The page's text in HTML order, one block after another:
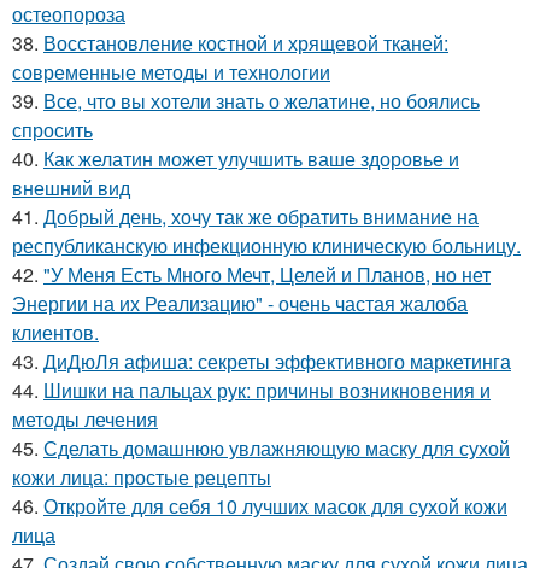
остеопороза
38. Восстановление костной и хрящевой тканей:
современные методы и технологии
39. Все, что вы хотели знать о желатине, но боялись
спросить
40. Как желатин может улучшить ваше здоровье и
внешний вид
41. Добрый день, хочу так же обратить внимание на
республиканскую инфекционную клиническую больницу.
42. "У Меня Есть Много Мечт, Целей и Планов, но нет
Энергии на их Реализацию" - очень частая жалоба
клиентов.
43. ДиДюЛя афиша: секреты эффективного маркетинга
44. Шишки на пальцах рук: причины возникновения и
методы лечения
45. Сделать домашнюю увлажняющую маску для сухой
кожи лица: простые рецепты
46. Откройте для себя 10 лучших масок для сухой кожи
лица